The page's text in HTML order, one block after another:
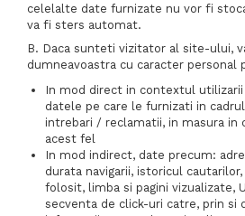
celelalte date furnizate nu vor fi
va fi sters automat.
B. Daca sunteti vizitator al site-ului,
dumneavoastra cu caracter personal
In mod direct in contextul
datele pe care le furnizati in
intrebari / reclamatii, in masura in
acest fel
In mod indirect, date precum:
durata navigarii, istoricul
folosit, limba si pagini vizualizate,
secventa de click-uri catre, prin si